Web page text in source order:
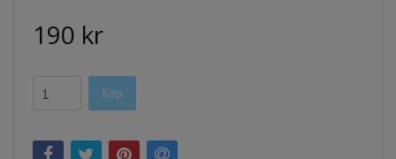
190 kr
Köp